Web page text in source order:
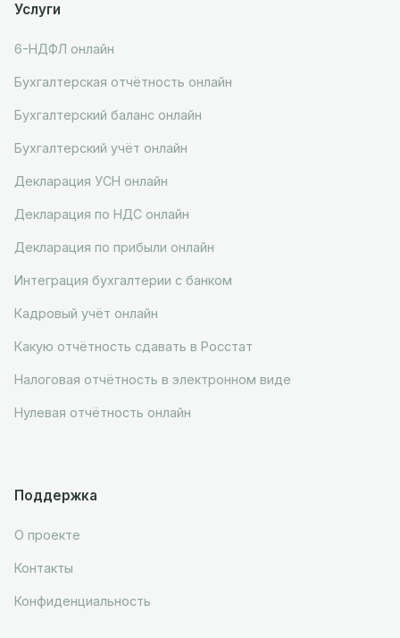
Услуги
6-НДФЛ онлайн
Бухгалтерская отчётность онлайн
Бухгалтерский баланс онлайн
Бухгалтерский учёт онлайн
Декларация УСН онлайн
Декларация по НДС онлайн
Декларация по прибыли онлайн
Интеграция бухгалтерии с банком
Кадровый учёт онлайн
Какую отчётность сдавать в Росстат
Налоговая отчётность в электронном виде
Нулевая отчётность онлайн
Поддержка
О проекте
Контакты
Конфиденциальность